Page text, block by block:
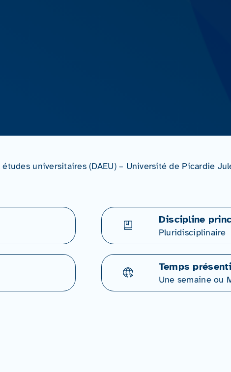
études universitaires (DAEU) – Université de Picardie
Discipline
Pluridisciplinaire
Temps
Une semaine ou